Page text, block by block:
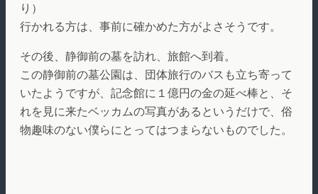
り）
行かれる方は、事前に確かめた方がよさそうです。
その後、静御前の墓を訪れ、旅館へ到着。
この静御前の墓公園は、団体旅行のバスも立ち寄って
いたようですが、記念館に１億円の金の延べ棒と、そ
れを見に来たベッカムの写真があるというだけで、俗
物趣味のない僕らにとってはつまらないものでした。